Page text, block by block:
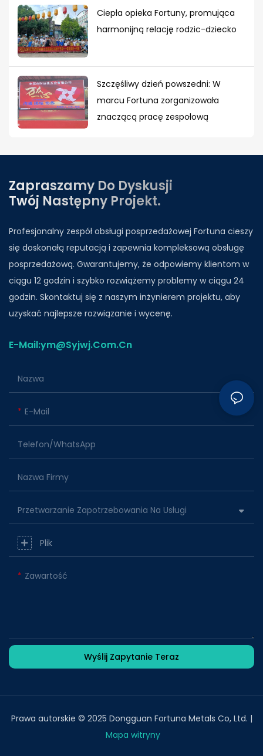
Ciepła opieka Fortuny, promująca
harmonijną relację rodzic-dziecko
Szczęśliwy dzień powszedni: W
marcu Fortuna zorganizowała
znaczącą pracę zespołową
Zapraszamy Do Dyskusji
Twój Następny Projekt.
Profesjonalny zespół obsługi posprzedażowej Fortuna cieszy
się doskonałą reputacją i zapewnia kompleksową obsługę
posprzedażową. Gwarantujemy, że odpowiemy klientom w
ciągu 12 godzin i szybko rozwiążemy problemy w ciągu 24
godzin. Skontaktuj się z naszym inżynierem projektu, aby
uzyskać najlepsze rozwiązanie i wycenę.
E-Mail:ym@Syjwj.Com.Cn
Nazwa
E-Mail
Telefon/WhatsApp
Nazwa Firmy
Przetwarzanie Zapotrzebowania Na Usługi
Plik
Zawartość
Wyślij Zapytanie Teraz
Prawa autorskie © 2025 Dongguan Fortuna Metals Co, Ltd. |
Mapa witryny